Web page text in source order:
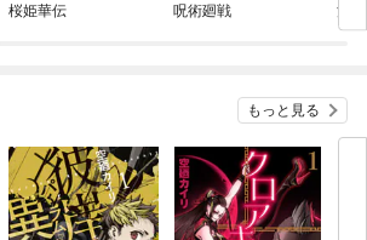
桜姫華伝 呪術廻戦 満
もっと見る